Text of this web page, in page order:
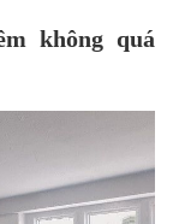
không quá